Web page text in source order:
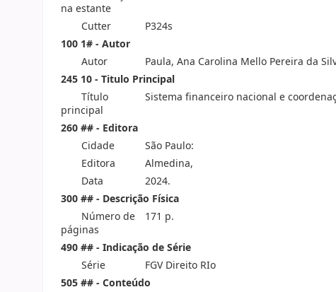
na estante
Cutter
P324s
100 1# - Autor
Autor
Paula, Ana Carolina Mello Pereira da
245 10 - Titulo Principal
Título
principal
Sistema financeiro nacional e
260 ## - Editora
Cidade
São Paulo:
Editora
Almedina,
Data
2024.
300 ## - Descrição Física
Número de
páginas
171 p.
490 ## - Indicação de Série
Série
FGV Direito RIo
505 ## - Conteúdo